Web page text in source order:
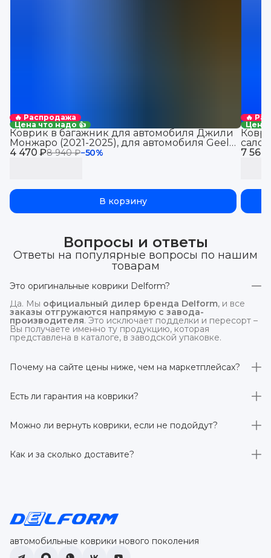
🔥 Распродажа
Цена что надо 👍
4 470 ₽8 940 ₽−50%
Коврик в багажник для автомобиля Джили
Монжаро (2021-2025), для автомобиля Geely
Monjaro, EVA 3D
В корзину
🔥
Цена
7 560
Вопросы и ответы
Ответы на популярные вопросы по нашим
товарам
Это оригинальные коврики Delform?
Да. Мы официальный дилер бренда Delform, и все
заказы отгружаются напрямую с завода-
производителя. Это исключает подделки и пересорт –
Вы получаете именно ту продукцию, которая
представлена в каталоге, в заводской упаковке.
Почему на сайте цены ниже, чем на маркетплейсах?
отгрузка идётнапрямую со склада производителя
без посредников.
Есть ли гарантия на коврики?
производителя 3 года. Если в течение этого срока
обнаружится производственный дефект – заменим
Можно ли вернуть коврики, если не подойдут?
заказанного дистанционно,без объяснения причин –
при условии сохранения товарного вида. Если коврик не
Как и за сколько доставите?
автомобильные коврики нового поколения